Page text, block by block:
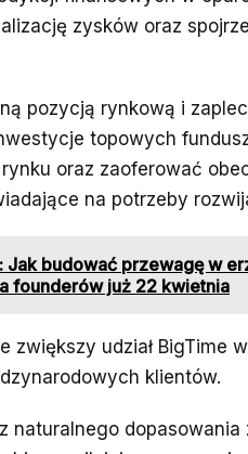
zysków oraz
pozycją rynkową i
topowych
oraz zaoferować
na potrzeby
Jak budować przewagę w
founderów już 22 kwietnia
zwiększy udział BigTime
klientów.
naturalnego dopasowania